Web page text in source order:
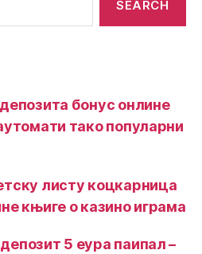
бонус онлине
тако популарни
листу коцкарница
књиге о казино играма
5 еура паипал –